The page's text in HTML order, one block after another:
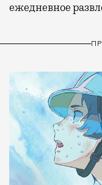
ежедневное